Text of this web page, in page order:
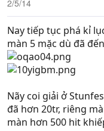
2/5/14
Nay tiếp tục phá kỉ
màn 5 mặc dù đã
Nãy coi giải ở
đã hơn 20tr, riêng
màn hơn 500 hit